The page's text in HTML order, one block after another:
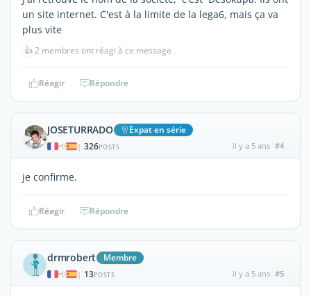
un site internet. C'est à la limite de la lega6, mais ça va
plus vite
👍2 membres ont réagi à ce message
Réagir Répondre
JOSETURRADO Expat en série
| 326POSTS il y a 5 ans #4
je confirme.
Réagir Répondre
drmrobert Membre
| 13POSTS il y a 5 ans #5